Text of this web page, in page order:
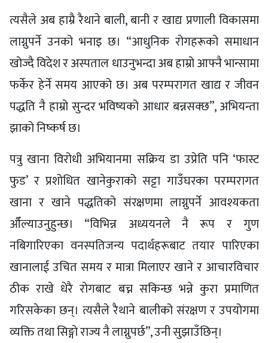
त्यसैले अब हाम्रै रैथाने बाली, बानी र खाद्य प्रणाली विकासमा
लाग्नुपर्ने उनको भनाइ छ। “आधुनिक रोगहरूको समाधान
खोज्दै विदेश र अस्पताल धाउनुभन्दा अब हाम्रो आफ्नै भान्सामा
फर्केर हेर्ने समय आएको छ। अब परम्परागत खाद्य र जीवन
पद्धति नै हाम्रो सुन्दर भविष्यको आधार बन्नसक्छ”, अभियन्ता
झाको निष्कर्ष छ।
पत्रु खाना विरोधी अभियानमा सक्रिय डा उप्रेति पनि ‘फास्ट
फुड’ र प्रशोधित खानेकुराको सट्टा गाउँघरका परम्परागत
खाना र खाने पद्धतिको संरक्षणमा लाग्नुपर्ने आवश्यकता
औँल्याउनुहुन्छ। “विभिन्न अध्ययनले नै रूप र गुण
नबिगारिएका वनस्पतिजन्य पदार्थहरूबाट तयार पारिएका
खानालाई उचित समय र मात्रा मिलाएर खाने र आचारविचार
ठीक राखे धेरै रोगबाट बच्न सकिन्छ भन्ने कुरा प्रमाणित
गरिसकेका छन्। त्यसैले रैथाने बालीको संरक्षण र उपयोगमा
व्यक्ति तथा सिङ्गो राज्य नै लाग्नुपर्छ”, उनी सुझाउँछिन्।